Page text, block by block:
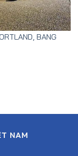
BANG
NAM